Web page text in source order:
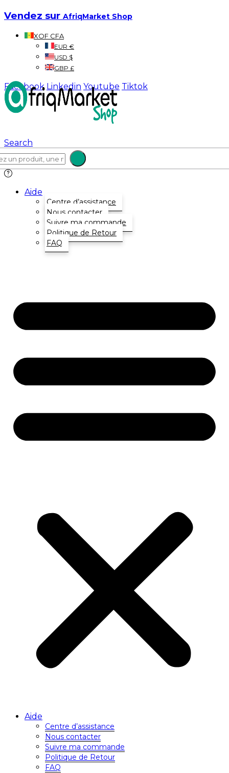
Vendez sur AfriqMarket Shop
XOF CFA
EUR €
USD $
GBP £
Facebook Linkedin Youtube Tiktok
Search
Aide
Centre d’assistance
Nous contacter
Suivre ma commande
Politique de Retour
FAQ
Aide
Centre d’assistance
Nous contacter
Suivre ma commande
Politique de Retour
FAQ